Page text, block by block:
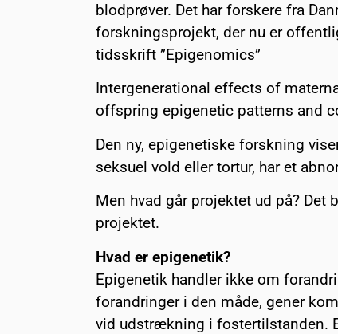
blodprøver. Det har forskere fra
forskningsprojekt, der nu er
tidsskrift ”Epigenomics”
Intergenerational effects of
offspring epigenetic patterns and
Den ny, epigenetiske forskning
seksuel vold eller tortur, har et
Men hvad går projektet ud på?
projektet.
Hvad er epigenetik?
Epigenetik handler ikke om
forandringer i den måde, gener
vid udstrækning i fostertilstanden.